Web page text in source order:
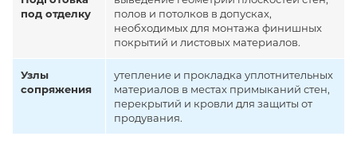
под отделку
полов и потолков в допусках,
необходимых для монтажа финишных
покрытий и листовых материалов.
Узлы
сопряжения
утепление и прокладка уплотнительных
материалов в местах примыканий стен,
перекрытий и кровли для защиты от
продувания.